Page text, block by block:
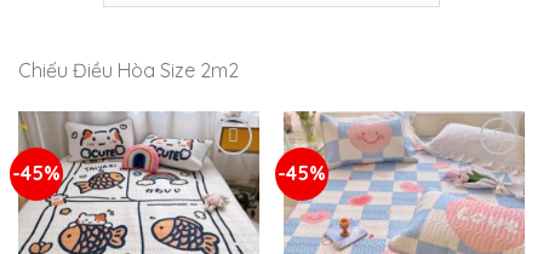
Chiếu Điều Hòa Size 2m2
-45% -45%